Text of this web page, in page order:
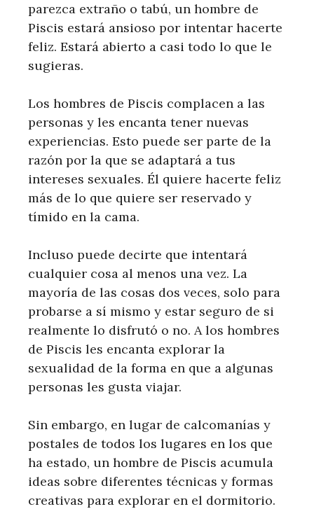
parezca extraño o tabú, un hombre de
Piscis estará ansioso por intentar hacerte
feliz. Estará abierto a casi todo lo que le
sugieras.
Los hombres de Piscis complacen a las
personas y les encanta tener nuevas
experiencias. Esto puede ser parte de la
razón por la que se adaptará a tus
intereses sexuales. Él quiere hacerte feliz
más de lo que quiere ser reservado y
tímido en la cama.
Incluso puede decirte que intentará
cualquier cosa al menos una vez. La
mayoría de las cosas dos veces, solo para
probarse a sí mismo y estar seguro de si
realmente lo disfrutó o no. A los hombres
de Piscis les encanta explorar la
sexualidad de la forma en que a algunas
personas les gusta viajar.
Sin embargo, en lugar de calcomanías y
postales de todos los lugares en los que
ha estado, un hombre de Piscis acumula
ideas sobre diferentes técnicas y formas
creativas para explorar en el dormitorio.